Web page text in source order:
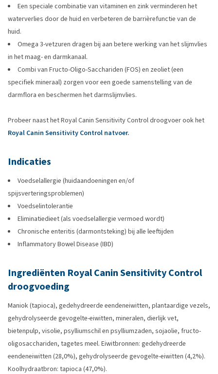
Een speciale combinatie van vitaminen en zink verminderen het
waterverlies door de huid en verbeteren de barrièrefunctie van de
huid.
Omega 3-vetzuren dragen bij aan betere werking van het slijmvlies
in het maag- en darmkanaal.
Combi van Fructo-Oligo-Sacchariden (FOS) en zeoliet (een
specifiek mineraal) zorgen voor een goede samenstelling van de
darmflora en beschermen het darmslijmvlies.
Probeer naast het Royal Canin Sensitivity Control droogvoer ook het
Royal Canin Sensitivity Control natvoer.
Indicaties
Voedselallergie (huidaandoeningen en/of
spijsverteringsproblemen)
Voedselintolerantie
Eliminatiedieet (als voedselallergie vermoed wordt)
Chronische enteritis (darmontsteking) bij alle leeftijden
Inflammatory Bowel Disease (IBD)
Ingrediënten Royal Canin Sensitivity Control
droogvoeding
Maniok (tapioca), gedehydreerde eendeneiwitten, plantaardige vezels,
gehydrolyseerde gevogelte-eiwitten, mineralen, dierlijk vet,
bietenpulp, visolie, psylliumschil en psylliumzaden, sojaolie, fructo-
oligosacchariden, tagetes meel. Eiwitbronnen: gedehydreerde
eendeneiwitten (28,0%), gehydrolyseerde gevogelte-eiwitten (4,2%).
Koolhydraatbron: tapioca (47,0%).